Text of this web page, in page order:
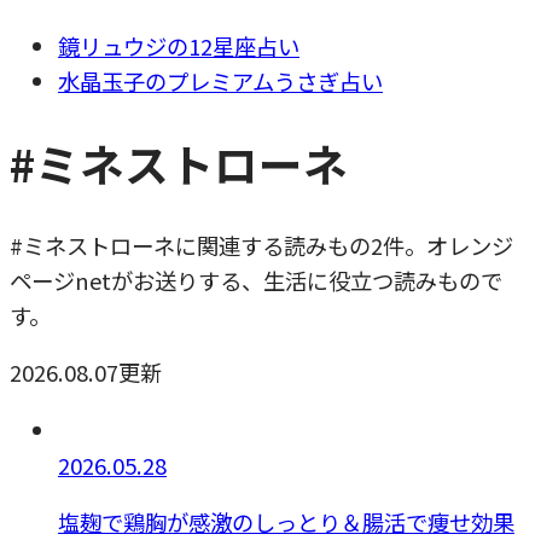
鏡リュウジの12星座占い
水晶玉子のプレミアムうさぎ占い
#ミネストローネ
#ミネストローネに関連する読みもの2件。オレンジ
ページnetがお送りする、生活に役立つ読みもので
す。
2026.08.07更新
2026.05.28
塩麹で鶏胸が感激のしっとり＆腸活で痩せ効果